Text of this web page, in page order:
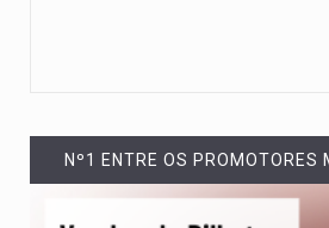
Nº1 ENTRE OS PROMOTORES